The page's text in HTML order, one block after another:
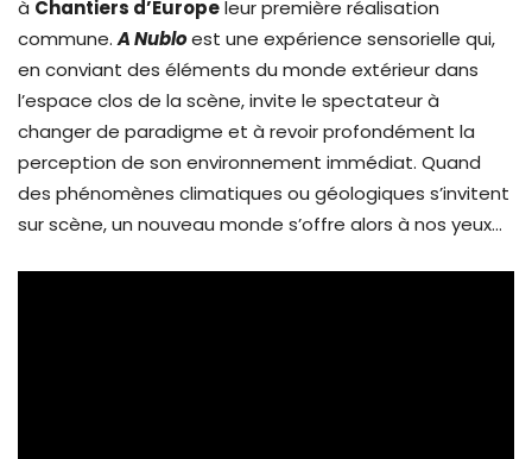
à Chantiers d’Europeleur première réalisation
commune.A Nubloest une expérience sensorielle qui,
en conviant des éléments du monde extérieur dans
l’espace clos de la scène, invite le spectateur à
changer de paradigme et à revoir profondément la
perception de son environnement immédiat. Quand
des phénomènes climatiques ou géologiques s’invitent
sur scène, un nouveau monde s’offre alors à nos yeux…